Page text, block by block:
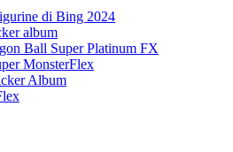
di Bing 2024
album
Ball Super Platinum FX
MonsterFlex
Album